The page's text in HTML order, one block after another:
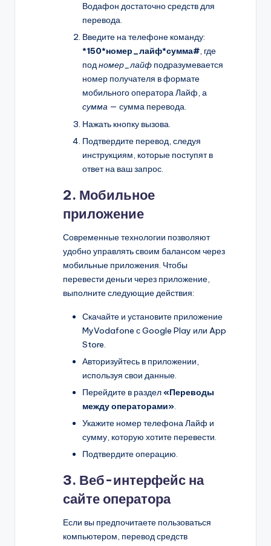
Водафон достаточно средств для
перевода.
Введите на телефоне команду:
*150*номер_лайф*сумма#, где
подномер_лайф подразумевается
номер получателя в формате
мобильного оператора Лайф, а
сумма — сумма перевода.
Нажать кнопку вызова.
Подтвердите перевод, следуя
инструкциям, которые поступят в
ответ на ваш запрос.
2. Мобильное
приложение
Современные технологии позволяют
удобно управлять своим балансом через
мобильные приложения. Чтобы
перевести деньги через приложение,
выполните следующие действия:
Скачайте и установите приложение
MyVodafone с Google Play или App
Store.
Авторизуйтесь в приложении,
используя свои данные.
Перейдите в раздел«Переводы
между операторами».
Укажите номер телефона Лайф и
сумму, которую хотите перевести.
Подтвердите операцию.
3. Веб-интерфейс на
сайте оператора
Если вы предпочитаете пользоваться
компьютером, перевод средств